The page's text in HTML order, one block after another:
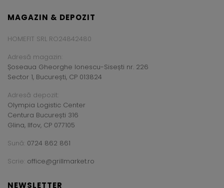
MAGAZIN & DEPOZIT
HOMEFIT SRL RO24842480
Adresă magazin:
Șoseaua Gheorghe Ionescu-Sisești nr. 226
Sector 1, București, CP 013824
Adresă depozit:
Olympia Logistic Center
Centura București 316
Glina, Ilfov, CP 077105
Sună: 0724 862 861
Scrie: office@grillmarket.ro
NEWSLETTER